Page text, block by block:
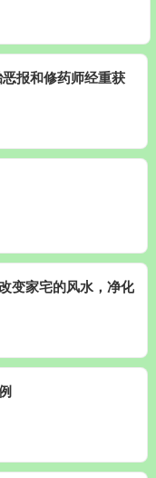
报和修药师经重获
变家宅的风水，净化